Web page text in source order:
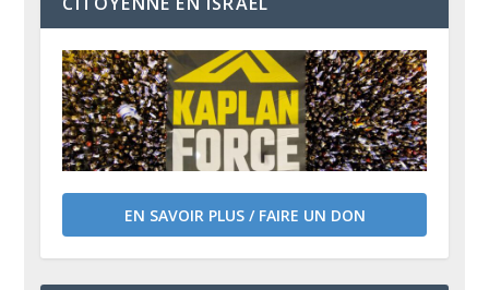
EN SAVOIR PLUS / FAIRE UN DON